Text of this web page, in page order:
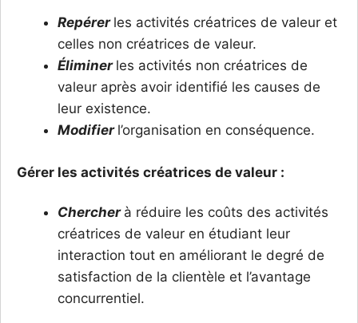
Repérer les activités créatrices de valeur et
celles non créatrices de valeur.
Éliminer les activités non créatrices de
valeur après avoir identifié les causes de
leur existence.
Modifier l’organisation en conséquence.
Gérer les activités créatrices de valeur :
Chercher à réduire les coûts des activités
créatrices de valeur en étudiant leur
interaction tout en améliorant le degré de
satisfaction de la clientèle et l’avantage
concurrentiel.